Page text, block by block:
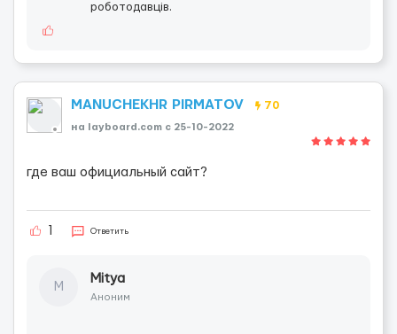
роботодавців.
MANUCHEKHR PIRMATOV 70
на layboard.com c 25-10-2022
где ваш официальный сайт?
Ответить
M
Mitya
Аноним